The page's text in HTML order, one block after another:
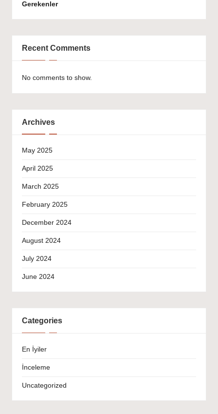
Gerekenler
Recent Comments
No comments to show.
Archives
May 2025
April 2025
March 2025
February 2025
December 2024
August 2024
July 2024
June 2024
Categories
En İyiler
İnceleme
Uncategorized